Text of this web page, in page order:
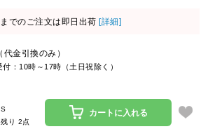
でのご注文は即日出荷 [詳細]
金引換のみ）
付：10時～17時（土日祝除く）
り 2点
カートに入れる